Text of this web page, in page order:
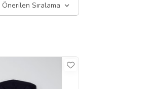
Önerilen Sıralama